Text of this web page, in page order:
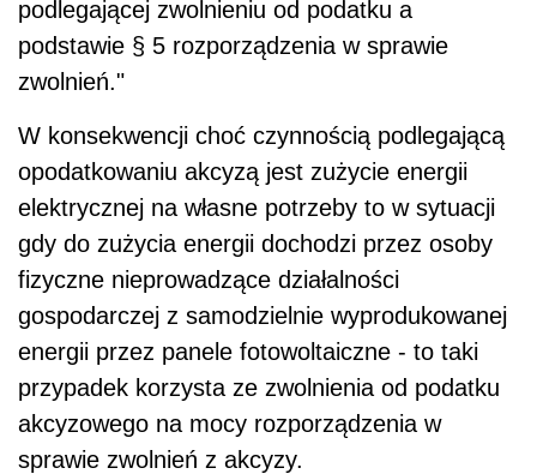
podlegającej zwolnieniu od podatku a
podstawie § 5 rozporządzenia w sprawie
zwolnień."
W konsekwencji choć czynnością podlegającą
opodatkowaniu akcyzą jest zużycie energii
elektrycznej na własne potrzeby to w sytuacji
gdy do zużycia energii dochodzi przez osoby
fizyczne nieprowadzące działalności
gospodarczej z samodzielnie wyprodukowanej
energii przez panele fotowoltaiczne - to taki
przypadek korzysta ze zwolnienia od podatku
akcyzowego na mocy rozporządzenia w
sprawie zwolnień z akcyzy.